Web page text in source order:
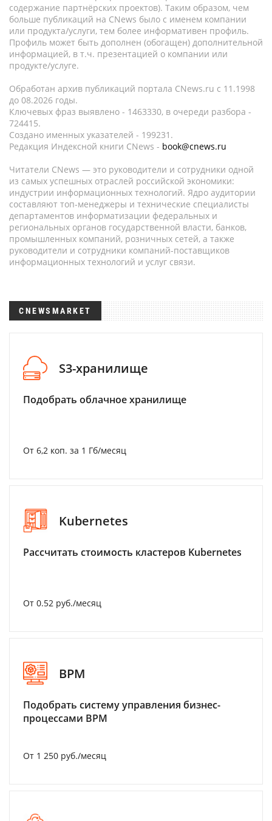
содержание партнёрских проектов). Таким образом, чем
больше публикаций на CNews было с именем компании
или продукта/услуги, тем более информативен профиль.
Профиль может быть дополнен (обогащен) дополнительной
информацией, в т.ч. презентацией о компании или
продукте/услуге.
Обработан архив публикаций портала CNews.ru c 11.1998
до 08.2026 годы.
Ключевых фраз выявлено - 1463330, в очереди разбора -
724415.
Создано именных указателей - 199231.
Редакция Индексной книги CNews - book@cnews.ru
Читатели CNews — это руководители и сотрудники одной
из самых успешных отраслей российской экономики:
индустрии информационных технологий. Ядро аудитории
составляют топ-менеджеры и технические специалисты
департаментов информатизации федеральных и
региональных органов государственной власти, банков,
промышленных компаний, розничных сетей, а также
руководители и сотрудники компаний-поставщиков
информационных технологий и услуг связи.
CNEWSMARKET
S3-хранилище
Подобрать облачное хранилище
От 6,2 коп. за 1 Гб/месяц
Kubernetes
Рассчитать стоимость кластеров Kubernetes
От 0.52 руб./месяц
BPM
Подобрать систему управления бизнес-
процессами BPM
От 1 250 руб./месяц